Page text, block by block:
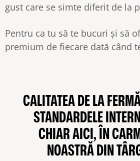
gust care se simte diferit de la
Pentru ca tu să te bucuri și să
premium de fiecare dată când
CALITATEA DE LA
STANDARDELE
CHIAR AICI, ÎN
NOASTRĂ DIN